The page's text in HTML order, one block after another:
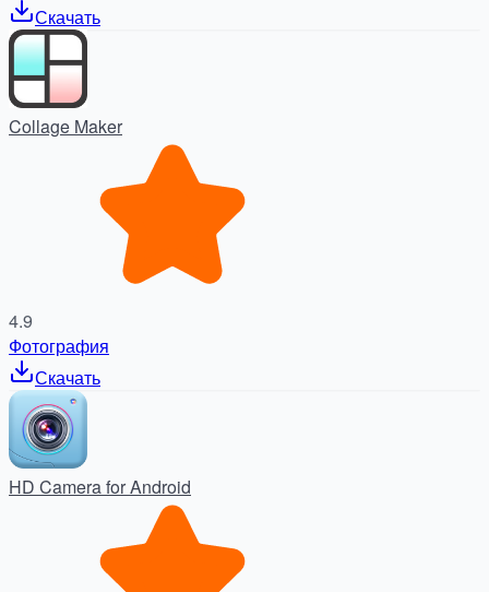
Скачать
Collage Maker
4.9
Фотография
Скачать
HD Camera for Android